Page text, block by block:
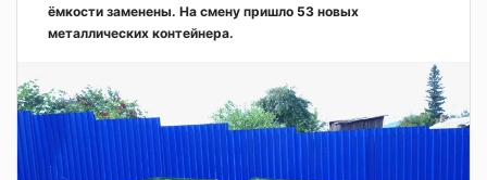
ёмкости заменены. На смену пришло 53 новых
металлических контейнера.